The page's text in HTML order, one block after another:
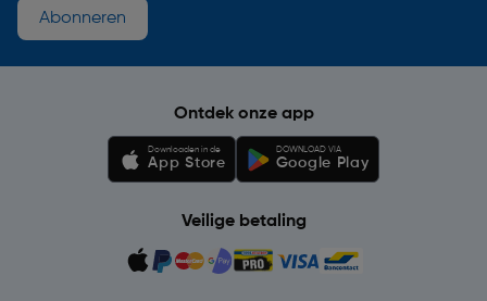
Abonneren
Ontdek onze app
Downloaden in de
App Store
DOWNLOAD VIA
Google Play
Veilige betaling